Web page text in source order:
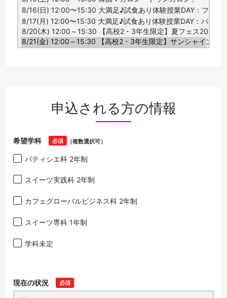
申込される方の情報
希望学科 必須 （複数選択可）
パティシエ科 2年制
スイーツ実践科 2年制
カフェグローバルビジネス科 2年制
スイーツ専科 1年制
学科未定
現在の状況 必須